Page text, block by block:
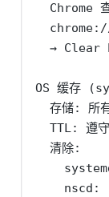
Chrome
→ Clear
OS 缓存
存储: 所
TTL: 遵
  清除:
nscd: